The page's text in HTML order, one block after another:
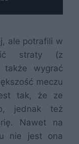
ale potrafili w
straty (z
wygrać
meczu
tak, że ze
jednak też
Nawet na
nie jest ona